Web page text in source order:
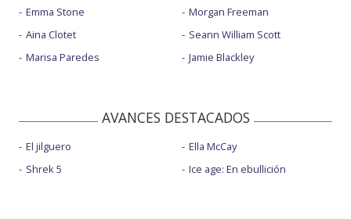
Emma Stone
Aina Clotet
Marisa Paredes
Morgan Freeman
Seann William Scott
Jamie Blackley
AVANCES DESTACADOS
El jilguero
Shrek 5
Ella McCay
Ice age: En ebullición